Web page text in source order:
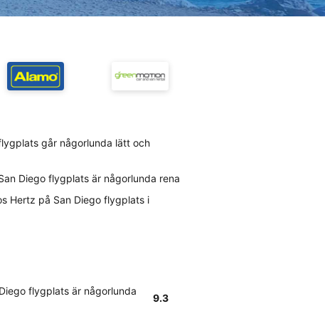
går någorlunda lätt och
Diego flygplats är någorlunda rena
Hertz på San Diego flygplats i
flygplats är någorlunda
9.3